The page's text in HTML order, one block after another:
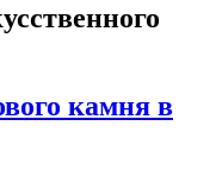
камня в